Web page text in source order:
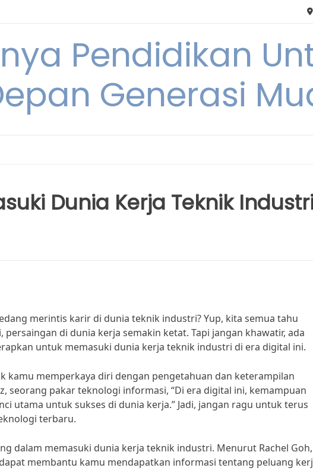
Pendidikan
Generasi
Dunia Kerja Teknik
merintis karir di dunia teknik industri? Yup, kita semua tahu
di dunia kerja semakin ketat. Tapi jangan khawatir, ada
untuk memasuki dunia kerja teknik industri di era digital ini.
kamu memperkaya diri dengan pengetahuan dan keterampilan
seorang pakar teknologi informasi, “Di era digital ini, kemampuan
utama untuk sukses di dunia kerja.” Jadi, jangan ragu untuk terus
terbaru.
dalam memasuki dunia kerja teknik industri. Menurut Rachel Goh,
membantu kamu mendapatkan informasi tentang peluang